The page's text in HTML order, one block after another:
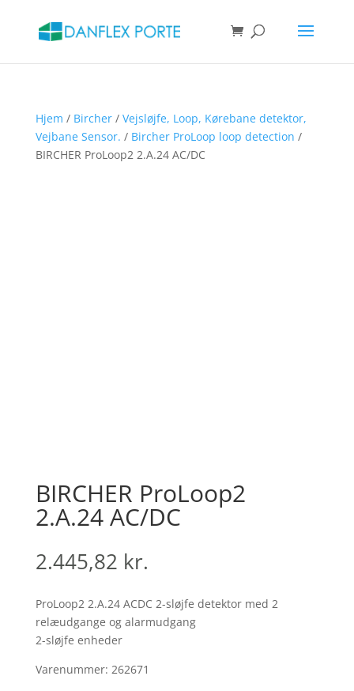
Hjem / Bircher/ Vejsløjfe, Loop, Kørebane detektor,
Vejbane Sensor. / Bircher ProLoop loop detection /
BIRCHER ProLoop2 2.A.24 AC/DC
BIRCHER ProLoop2
2.A.24 AC/DC
2.445,82 kr.
ProLoop2 2.A.24 ACDC 2-sløjfe detektor med 2
relæudgange og alarmudgang
2-sløjfe enheder
Varenummer: 262671